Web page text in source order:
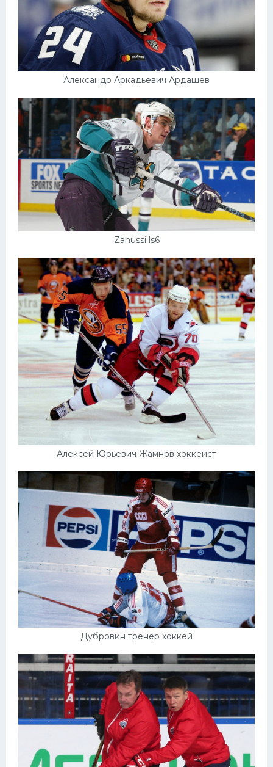
Александр Аркадьевич Ардашев
Zanussi ls6
Алексей Юрьевич Жамнов хоккеист
Дубровин тренер хоккей